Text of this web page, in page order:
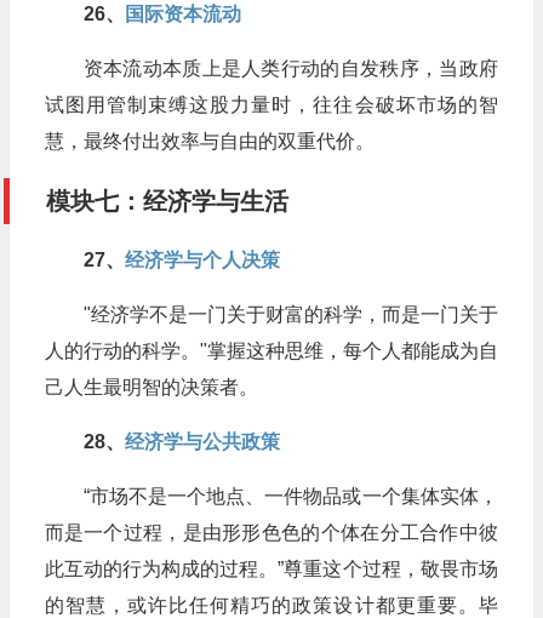
26、 ​国际资本流动
资本流动本质上是人类行动的自发秩序，当政府
试图用管制束缚这股力量时，往往会破坏市场的智
慧，最终付出效率与自由的双重代价。
模块七：经济学与生活
27、​ 经济学与个人决策
"经济学不是一门关于财富的科学，而是一门关于
人的行动的科学。"掌握这种思维，每个人都能成为自
己人生最明智的决策者。
28、​ 经济学与公共政策
“市场不是一个地点、一件物品或一个集体实体，
而是一个过程，是由形形色色的个体在分工合作中彼
此互动的行为构成的过程。”尊重这个过程，敬畏市场
的智慧，或许比任何精巧的政策设计都更重要。毕